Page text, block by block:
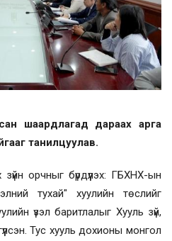
шаардлагад дараах арга
танилцуулав.
орчныг бүрдүүлэх: ГБХНХ-ын
тухай" хуулийн төслийг
үзэл баритлалыг Хууль зүй,
Тус хууль дохионы монгол